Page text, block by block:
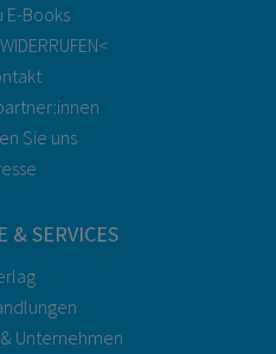
E-Books
Sie uns
& SERVICES
Unternehmen